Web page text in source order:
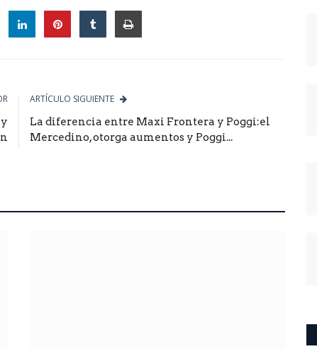
ARTÍCULO SIGUIENTE
La diferencia entre Maxi Frontera y Poggi:el
Mercedino, otorga aumentos y Poggi...